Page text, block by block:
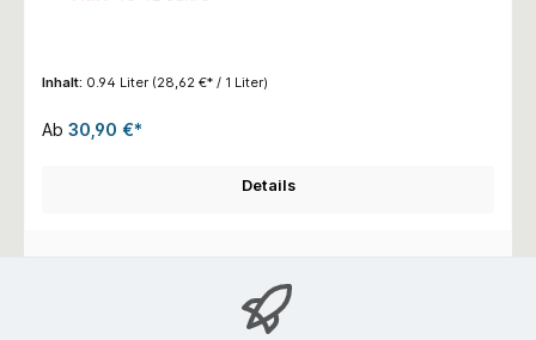
Inhalt: 0.94 Liter (28,62 €* / 1 Liter)
Ab 30,90 €*
Details